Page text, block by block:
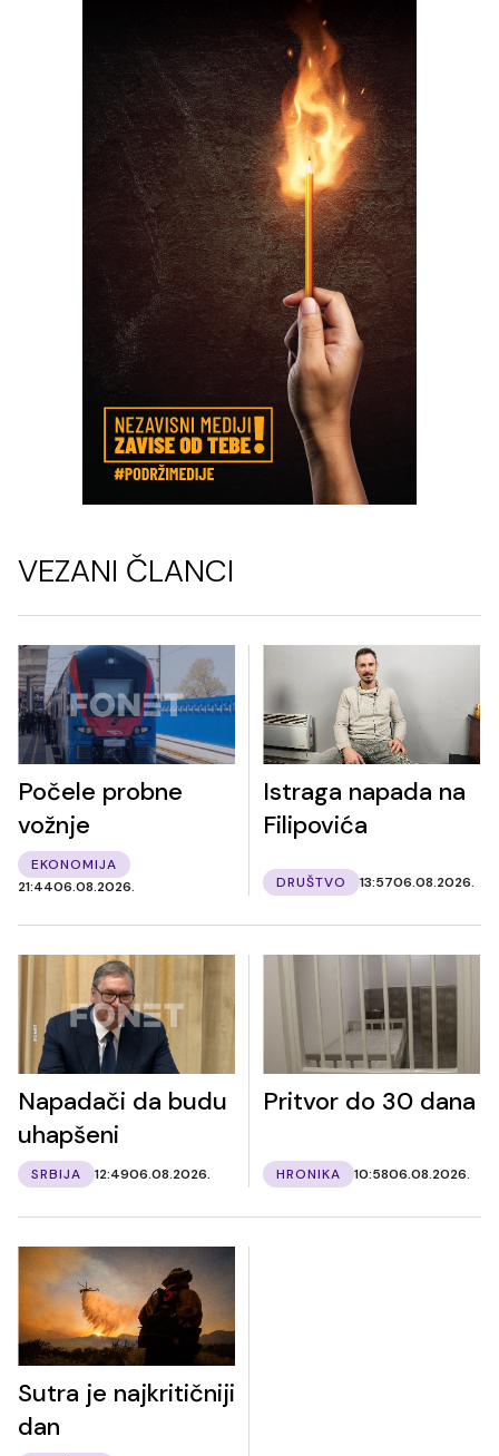
VEZANI ČLANCI
Počele probne
vožnje
EKONOMIJA
21:4406.08.2026.
Istraga napada na
Filipovića
DRUŠTVO 13:5706.08.2026.
Napadači da budu
uhapšeni
SRBIJA 12:4906.08.2026.
Pritvor do 30 dana
HRONIKA 10:5806.08.2026.
Sutra je najkritičniji
dan